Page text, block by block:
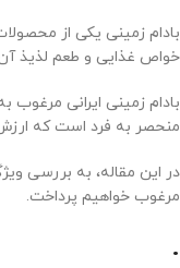
بادام زمینی یکی از
خواص غذایی و طعم لذیذ
بادام زمینی ایرانی
منحصر به فرد است که ارزش
در این مقاله، به بررسی
مرغوب خواهیم پرداخت.
.